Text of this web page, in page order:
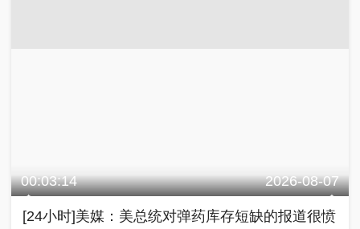
00:03:14 2026-08-07
[24小时]美媒：美总统对弹药库存短缺的报道很愤